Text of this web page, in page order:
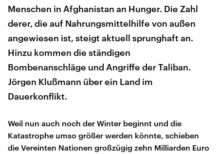
Menschen in Afghanistan an Hunger. Die Zahl
derer, die auf Nahrungsmittelhilfe von außen
angewiesen ist, steigt aktuell sprunghaft an.
Hinzu kommen die ständigen
Bombenanschläge und Angriffe der Taliban.
Jörgen Klußmann über ein Land im
Dauerkonflikt.
Weil nun auch noch der Winter beginnt und die
Katastrophe umso größer werden könnte, schieben
die Vereinten Nationen großzügig zehn Milliarden Euro